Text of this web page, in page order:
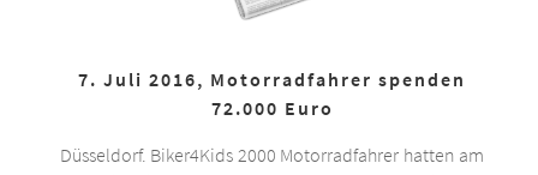
7. Juli 2016, Motorradfahrer spenden
72.000 Euro
Düsseldorf. Biker4Kids 2000 Motorradfahrer hatten am